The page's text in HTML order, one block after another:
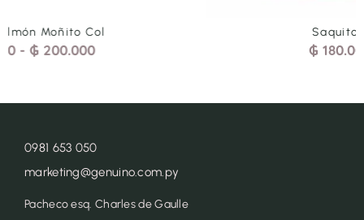
0981 653 050
marketing@genuino.com.py
Pacheco esq. Charles de Gaulle